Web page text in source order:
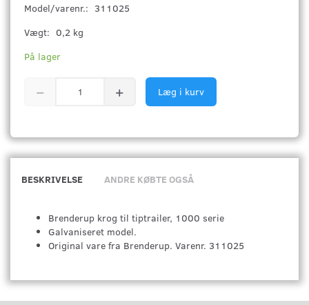
Model/varenr.: 311025
Vægt: 0,2 kg
På lager
Læg i kurv
BESKRIVELSE ANDRE KØBTE OGSÅ
Brenderup krog til tiptrailer, 1000 serie
Galvaniseret model.
Original vare fra Brenderup. Varenr. 311025